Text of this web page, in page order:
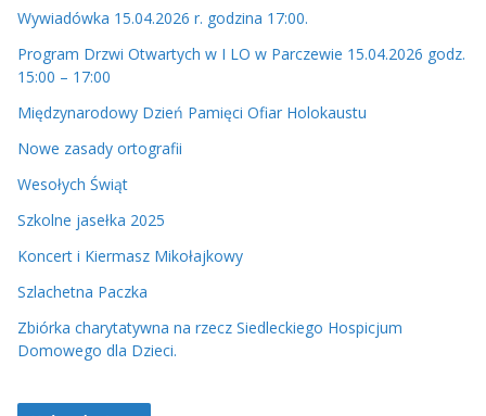
Wywiadówka 15.04.2026 r. godzina 17:00.
Program Drzwi Otwartych w I LO w Parczewie 15.04.2026 godz.
15:00 – 17:00
Międzynarodowy Dzień Pamięci Ofiar Holokaustu
Nowe zasady ortografii
Wesołych Świąt
Szkolne jasełka 2025
Koncert i Kiermasz Mikołajkowy
Szlachetna Paczka
Zbiórka charytatywna na rzecz Siedleckiego Hospicjum
Domowego dla Dzieci.